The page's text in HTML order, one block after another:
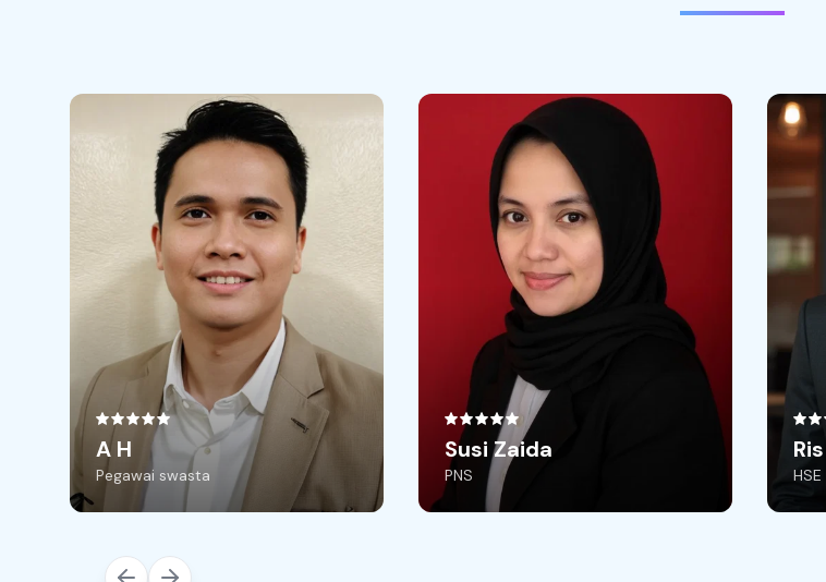
A H
Pegawai swasta
Pegawai swasta
Business Casual
Susi Zaida
PNS
Susi Zaida
Hasil fotonya profesional dan
sangat bagus. Tidak perlu ribet
untuk keluar rumah. Dari rumah
aja sudah bisa menghasilkan
foto sebagus ini. Cuma sarannya
agar ada pilihan foto dengan
make up nya, karena kadang-
kadang berfoto dalam keadaan
belum berdandan. Dan saya
akak merekomendasikan
rupa.ai
Ris
HSE